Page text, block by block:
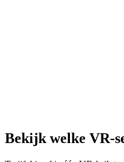
Bekijk welke VR-